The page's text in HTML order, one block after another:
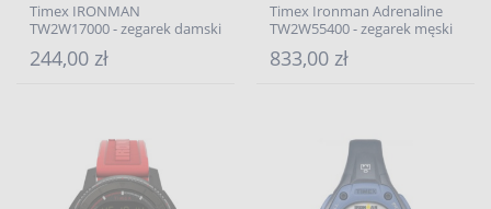
Timex IRONMAN
TW2W17000 - zegarek damski
244,00 zł
Timex Ironman Adrenaline
TW2W55400 - zegarek męski
833,00 zł